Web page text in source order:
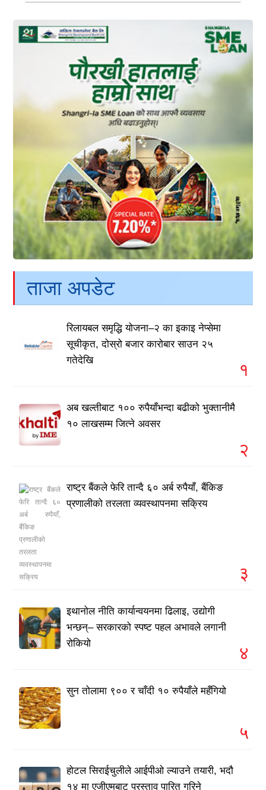
ताजा अपडेट
रिलायबल समृद्धि योजना–२ का इकाइ नेप्सेमा
सूचीकृत, दोस्रो बजार कारोबार साउन २५
गतेदेखि
१
अब खल्तीबाट १०० रुपैयाँभन्दा बढीको भुक्तानीमै
१० लाखसम्म जित्ने अवसर
२
राष्ट्र बैंकले फेरि तान्दै ६० अर्ब रुपैयाँ, बैंकिङ
प्रणालीको तरलता व्यवस्थापनमा सक्रिय
३
इथानोल नीति कार्यान्वयनमा ढिलाइ, उद्योगी
भन्छन्– सरकारको स्पष्ट पहल अभावले लगानी
रोकियो
४
सुन तोलामा ९०० र चाँदी १० रुपैयाँले महँगियो
५
होटल सिराईचुलीले आईपीओ ल्याउने तयारी, भदौ
१४ मा एजीएमबाट प्रस्ताव पारित गरिने